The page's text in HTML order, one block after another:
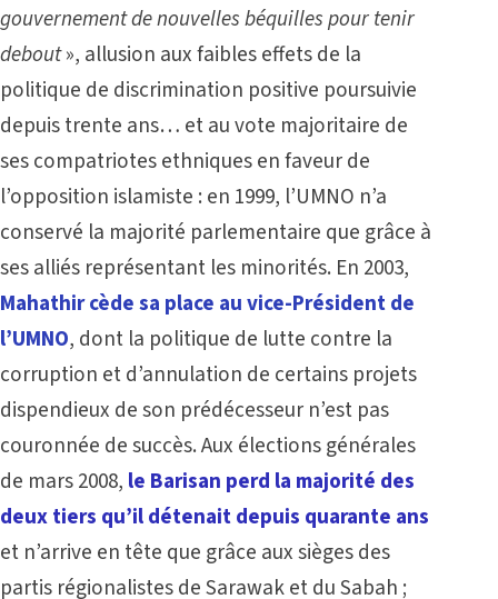
gouvernement de nouvelles béquilles pour tenir
debout», allusion aux faibles effets de la
politique de discrimination positive poursuivie
depuis trente ans… et au vote majoritaire de
ses compatriotes ethniques en faveur de
l’opposition islamiste : en 1999, l’UMNO n’a
conservé la majorité parlementaire que grâce à
ses alliés représentant les minorités. En 2003,
Mahathir cède sa place au vice-Président de
l’UMNO, dont la politique de lutte contre la
corruption et d’annulation de certains projets
dispendieux de son prédécesseur n’est pas
couronnée de succès. Aux élections générales
de mars 2008, le Barisan perd la majorité des
deux tiers qu’il détenait depuis quarante ans
et n’arrive en tête que grâce aux sièges des
partis régionalistes de Sarawak et du Sabah ;